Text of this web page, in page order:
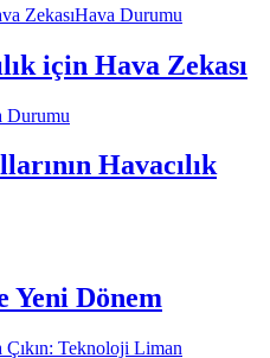
Hava Durumu
için Hava Zekası
Durumu
Havacılık
Dönem